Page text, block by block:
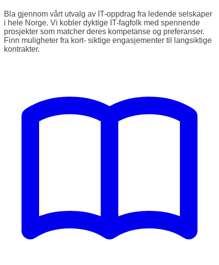
Bla gjennom vårt utvalg av IT-oppdrag fra ledende selskaper
i hele Norge. Vi kobler dyktige IT-fagfolk med spennende
prosjekter som matcher deres kompetanse og preferanser.
Finn muligheter fra kort- siktige engasjementer til langsiktige
kontrakter.